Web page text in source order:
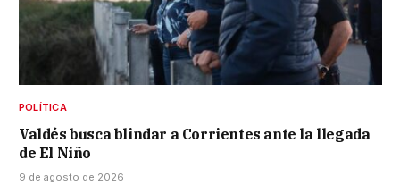
POLÍTICA
Valdés busca blindar a Corrientes ante la llegada
de El Niño
9 de agosto de 2026